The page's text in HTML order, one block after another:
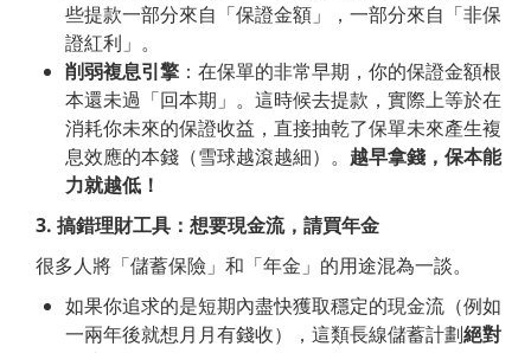
些提款一部分來自「保證金額」，一部分來自「非保
證紅利」。
削弱複息引擎 ：在保單的非常早期，你的保證金額根
本還未過「回本期」。這時候去提款，實際上等於在
消耗你未來的保證收益，直接抽乾了保單未來產生複
息效應的本錢（雪球越滾越細）。 越早拿錢，保本能
力就越低！
3. 搞錯理財工具：想要現金流，請買年金
很多人將「儲蓄保險」和「年金」的用途混為一談。
如果你追求的是短期內盡快獲取穩定的現金流（例如
一兩年後就想月月有錢收），這類長線儲蓄計劃絕對